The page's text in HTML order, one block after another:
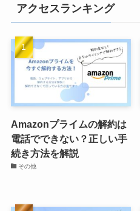
アクセスランキング
Amazonプライムの解約は
電話でできない？正しい手
続き方法を解説
その他